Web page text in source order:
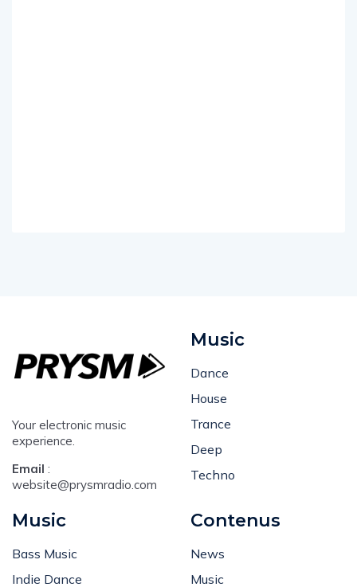
Your electronic music
experience.
Email :
website@prysmradio.com
Music
Dance
House
Trance
Deep
Techno
Music
Bass Music
Indie Dance
Contenus
News
Music